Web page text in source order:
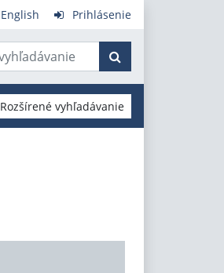
English Prihlásenie
Rozšírené vyhľadávanie